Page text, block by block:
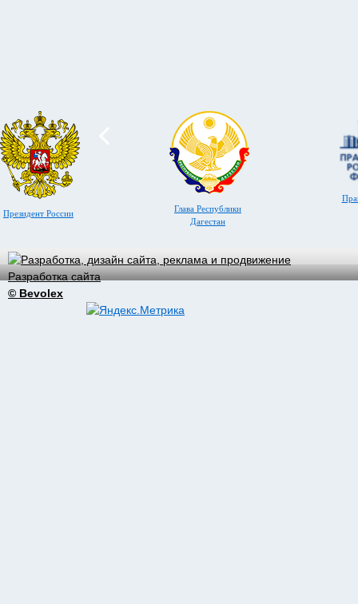
Президент России
Глава Республики
Дагестан
Разработка сайта
© Bevolex